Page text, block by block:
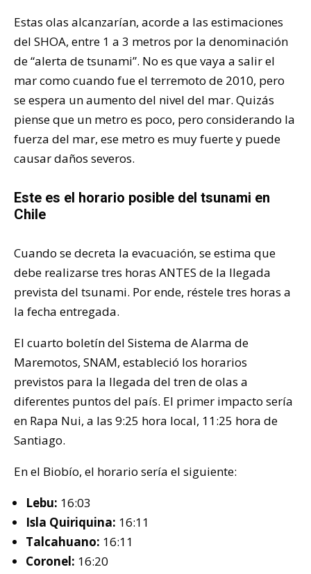
Estas olas alcanzarían, acorde a las estimaciones
del SHOA, entre 1 a 3 metros por la denominación
de “alerta de tsunami”. No es que vaya a salir el
mar como cuando fue el terremoto de 2010, pero
se espera un aumento del nivel del mar. Quizás
piense que un metro es poco, pero considerando la
fuerza del mar, ese metro es muy fuerte y puede
causar daños severos.
Este es el horario posible del tsunami en
Chile
Cuando se decreta la evacuación, se estima que
debe realizarse tres horas ANTES de la llegada
prevista del tsunami. Por ende, réstele tres horas a
la fecha entregada.
El cuarto boletín del Sistema de Alarma de
Maremotos, SNAM, estableció los horarios
previstos para la llegada del tren de olas a
diferentes puntos del país. El primer impacto sería
en Rapa Nui, a las 9:25 hora local, 11:25 hora de
Santiago.
En el Biobío, el horario sería el siguiente:
Lebu: 16:03
Isla Quiriquina: 16:11
Talcahuano: 16:11
Coronel: 16:20